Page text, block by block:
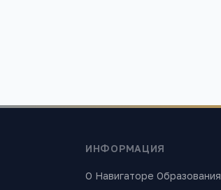
ИНФОРМАЦИЯ
О Навигаторе Образования